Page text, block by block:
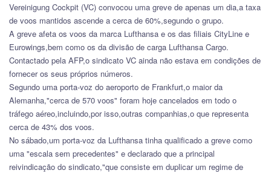
Vereinigung Cockpit (VC) convocou uma greve de apenas um dia,a taxa
de voos mantidos ascende a cerca de 60%,segundo o grupo.
A greve afeta os voos da marca Lufthansa e os das filiais CityLine e
Eurowings,bem como os da divisão de carga Lufthansa Cargo.
Contactado pela AFP,o sindicato VC ainda não estava em condições de
fornecer os seus próprios números.
Segundo uma porta-voz do aeroporto de Frankfurt,o maior da
Alemanha,"cerca de 570 voos" foram hoje cancelados em todo o
tráfego aéreo,incluindo,por isso,outras companhias,o que representa
cerca de 43% dos voos.
No sábado,um porta-voz da Lufthansa tinha qualificado a greve como
uma "escala sem precedentes" e declarado que a principal
reivindicação do sindicato,"que consiste em duplicar um regime de